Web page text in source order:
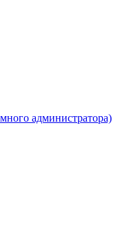
администратора)